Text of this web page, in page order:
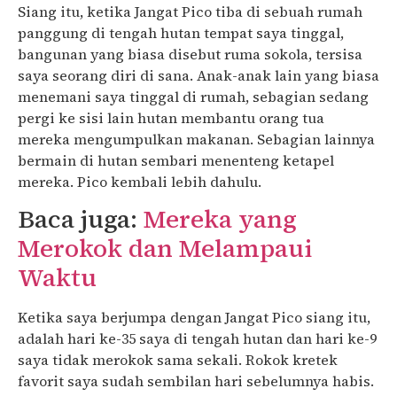
Siang itu, ketika Jangat Pico tiba di sebuah rumah
panggung di tengah hutan tempat saya tinggal,
bangunan yang biasa disebut ruma sokola, tersisa
saya seorang diri di sana. Anak-anak lain yang biasa
menemani saya tinggal di rumah, sebagian sedang
pergi ke sisi lain hutan membantu orang tua
mereka mengumpulkan makanan. Sebagian lainnya
bermain di hutan sembari menenteng ketapel
mereka. Pico kembali lebih dahulu.
Baca juga: Mereka yang
Merokok dan Melampaui
Waktu
Ketika saya berjumpa dengan Jangat Pico siang itu,
adalah hari ke-35 saya di tengah hutan dan hari ke-9
saya tidak merokok sama sekali. Rokok kretek
favorit saya sudah sembilan hari sebelumnya habis.